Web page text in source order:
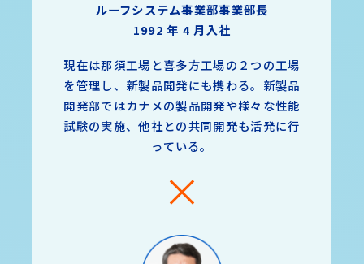
ルーフシステム事業部事業部長
1992 年 4 月入社
現在は那須工場と喜多方工場の２つの工場
を管理し、新製品開発にも携わる。新製品
開発部ではカナメの製品開発や様々な性能
試験の実施、他社との共同開発も活発に行
っている。